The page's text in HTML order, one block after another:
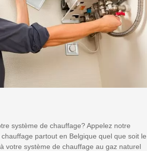
système de chauffage? Appelez notre
chauffage partout en Belgique quel que soit le
votre système de chauffage au gaz naturel